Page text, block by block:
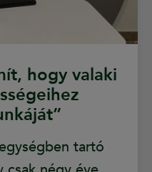
hogy valaki
tartó